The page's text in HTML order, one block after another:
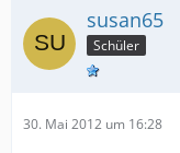
susan65
Schüler
30. Mai 2012 um 16:28